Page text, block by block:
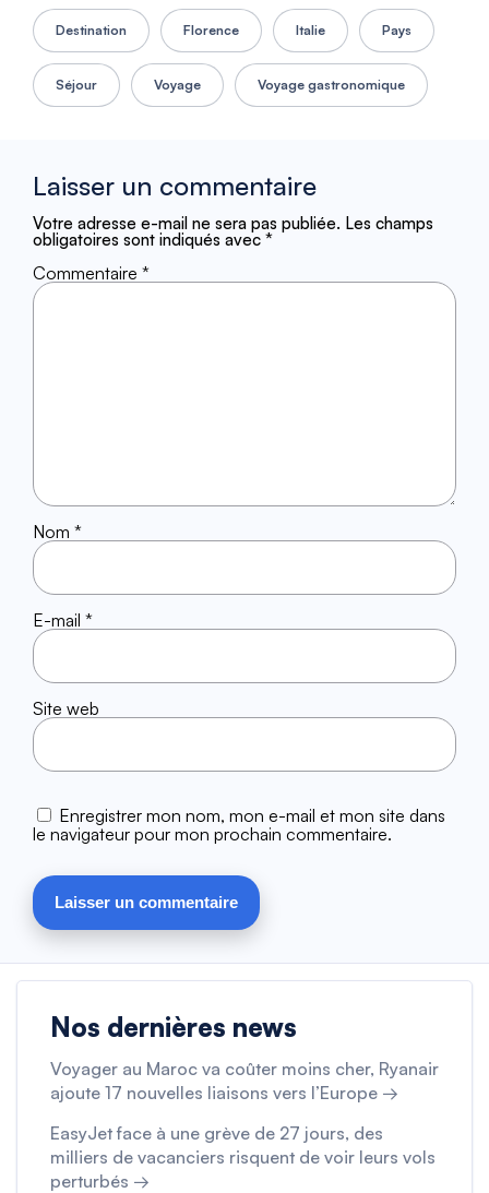
Destination Florence Italie Pays
Séjour Voyage Voyage gastronomique
Laisser un commentaire
Votre adresse e-mail ne sera pas publiée. Les champs
obligatoires sont indiqués avec *
Commentaire *
Nom *
E-mail *
Site web
Enregistrer mon nom, mon e-mail et mon site dans
le navigateur pour mon prochain commentaire.
Nos dernières news
Voyager au Maroc va coûter moins cher, Ryanair
ajoute 17 nouvelles liaisons vers l’Europe →
EasyJet face à une grève de 27 jours, des
milliers de vacanciers risquent de voir leurs vols
perturbés →